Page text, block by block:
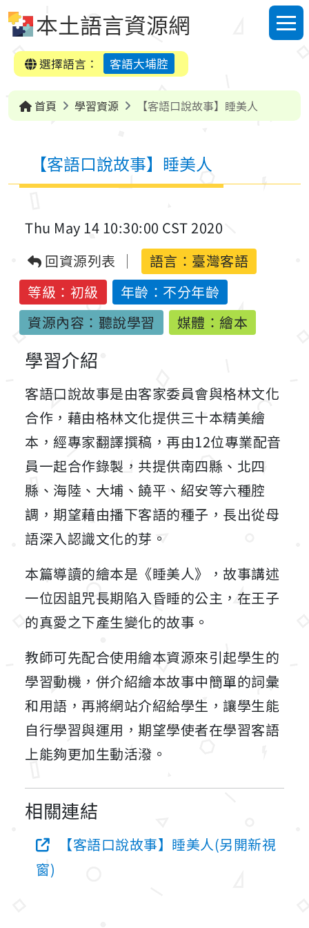
本土語言資源網
選單
選擇語言：
客語大埔腔
首頁 學習資源 【客語口說故事】睡美人
【客語口說故事】睡美人
Thu May 14 10:30:00 CST 2020
回資源列表
語言： 臺灣客語
等級：初級
年齡：不分年齡
資源內容：聽說學習
媒體：繪本
學習介紹
客語口說故事是由客家委員會與格林文化
合作，藉由格林文化提供三十本精美繪
本，經專家翻譯撰稿，再由12位專業配音
員一起合作錄製，共提供南四縣、北四
縣、海陸、大埔、饒平、紹安等六種腔
調，期望藉由播下客語的種子，長出從母
語深入認識文化的芽。
本篇導讀的繪本是《睡美人》，故事講述
一位因詛咒長期陷入昏睡的公主，在王子
的真愛之下產生變化的故事。
教師可先配合使用繪本資源來引起學生的
學習動機，併介紹繪本故事中簡單的詞彙
和用語，再將網站介紹給學生，讓學生能
自行學習與運用，期望學使者在學習客語
上能夠更加生動活潑。
相關連結
【客語口說故事】睡美人(另開新視
窗)